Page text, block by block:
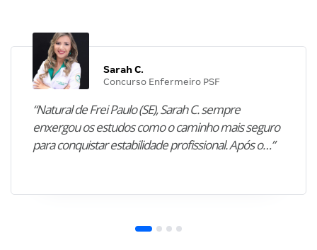
Sarah C.
Concurso Enfermeiro PSF
“Natural de Frei Paulo (SE), Sarah C. sempre
enxergou os estudos como o caminho mais seguro
para conquistar estabilidade profissional. Após o…”